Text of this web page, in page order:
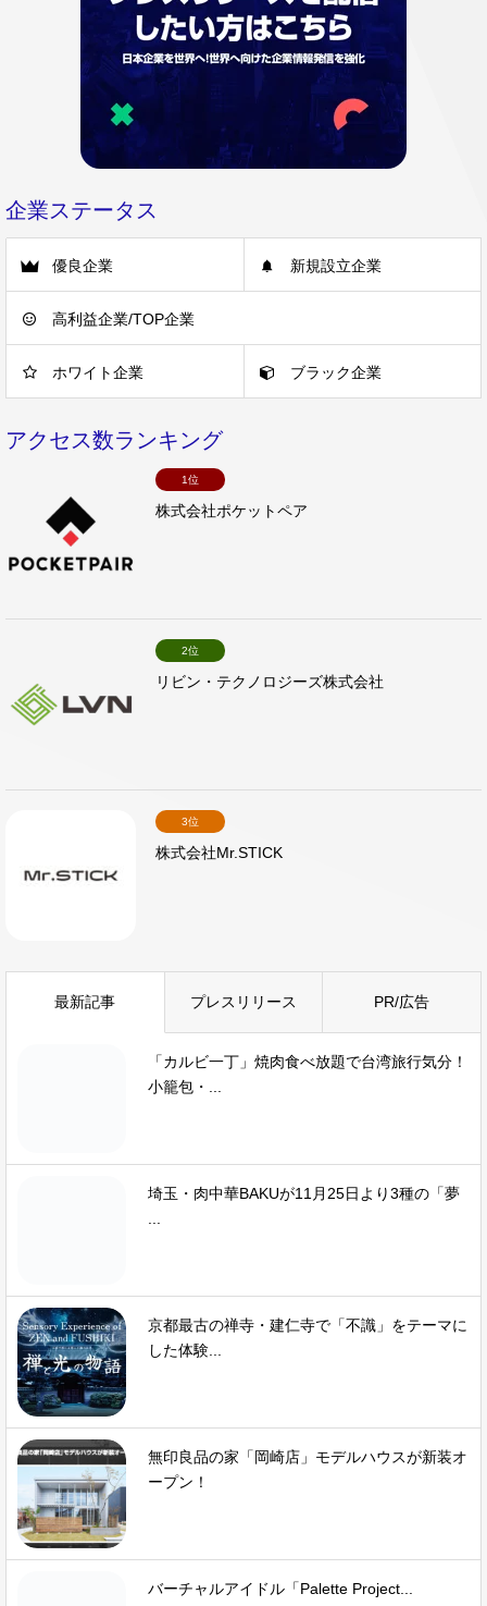
企業ステータス
優良企業 新規設立企業
高利益企業/TOP企業
ホワイト企業 ブラック企業
アクセス数ランキング
1位
株式会社ポケットペア
2位
リビン・テクノロジーズ株式会社
3位
株式会社Mr.STICK
最新記事 プレスリリース PR/広告
「カルビ一丁」焼肉食べ放題で台湾旅行気分！
小籠包・...
埼玉・肉中華BAKUが11月25日より3種の「夢
京都最古の禅寺・建仁寺で「不識」をテーマに
した体験...
無印良品の家「岡崎店」モデルハウスが新装オ
ープン！
バーチャルアイドル「Palette Project...